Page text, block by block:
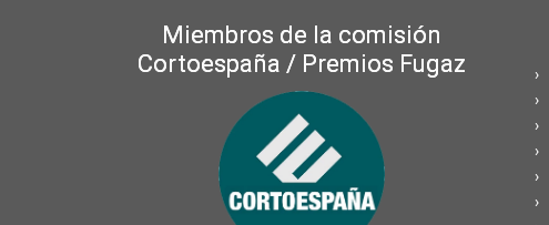
Miembros de la comisión
Cortoespaña / Premios Fugaz